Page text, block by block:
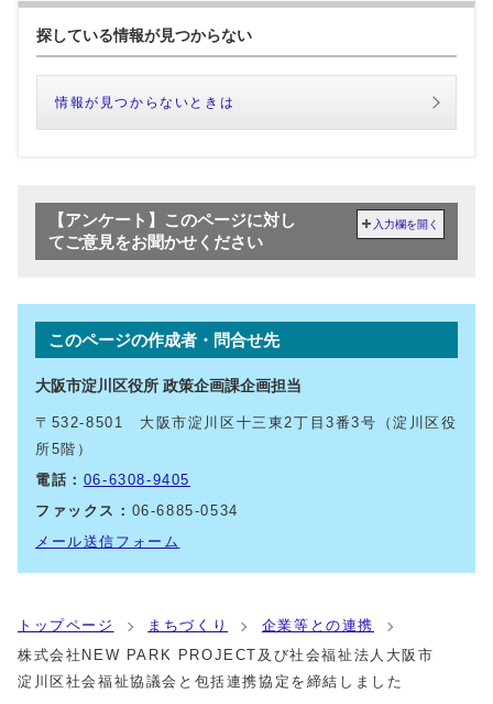
探している情報が見つからない
情報が見つからないときは
【アンケート】このページに対し
てご意見をお聞かせください
入力欄を開く
このページの作成者・問合せ先
大阪市淀川区役所 政策企画課企画担当
〒532-8501 大阪市淀川区十三東2丁目3番3号（淀川区役
所5階）
電話： 06-6308-9405
ファックス： 06-6885-0534
メール送信フォーム
トップページ まちづくり
企業等との連携
株式会社NEW PARK PROJECT及び社会福祉法人大阪市
淀川区社会福祉協議会と包括連携協定を締結しました